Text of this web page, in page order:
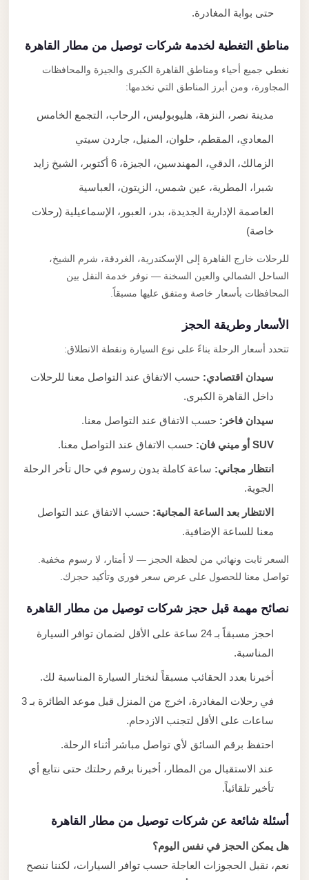
حتى بوابة المغادرة.
مناطق التغطية لخدمة شركات توصيل من مطار القاهرة
نغطي جميع أحياء ومناطق القاهرة الكبرى والجيزة والمحافظات
المجاورة، ومن أبرز المناطق التي نخدمها:
مدينة نصر، النزهة، هليوبوليس، الرحاب، التجمع الخامس
المعادي، المقطم، حلوان، المنيل، جاردن سيتي
الزمالك، الدقي، المهندسين، الجيزة، 6 أكتوبر، الشيخ زايد
شبرا، المطرية، عين شمس، الزيتون، العباسية
العاصمة الإدارية الجديدة، بدر، العبور، الإسماعيلية (رحلات
خاصة)
للرحلات خارج القاهرة إلى الإسكندرية، الغردقة، شرم الشيخ،
الساحل الشمالي والعين السخنة — نوفر خدمة النقل بين
المحافظات بأسعار خاصة ومتفق عليها مسبقاً.
الأسعار وطريقة الحجز
تتحدد أسعار الرحلة بناءً على نوع السيارة ونقطة الانطلاق:
سيدان اقتصادي:حسب الاتفاق عند التواصل معنا للرحلات
داخل القاهرة الكبرى.
سيدان فاخر:حسب الاتفاق عند التواصل معنا.
SUV أو ميني فان: حسب الاتفاق عند التواصل معنا.
انتظار مجاني:ساعة كاملة بدون رسوم في حال تأخر الرحلة
الجوية.
الانتظار بعد الساعة المجانية:حسب الاتفاق عند التواصل
معنا للساعة الإضافية.
السعر ثابت ونهائي من لحظة الحجز — لا أمتار، لا رسوم مخفية.
تواصل معنا للحصول على عرض سعر فوري وتأكيد حجزك.
نصائح مهمة قبل حجز شركات توصيل من مطار القاهرة
احجز مسبقاً بـ 24 ساعة على الأقل لضمان توافر السيارة
المناسبة.
أخبرنا بعدد الحقائب مسبقاً لنختار السيارة المناسبة لك.
في رحلات المغادرة، اخرج من المنزل قبل موعد الطائرة بـ 3
ساعات على الأقل لتجنب الازدحام.
احتفظ برقم السائق لأي تواصل مباشر أثناء الرحلة.
عند الاستقبال من المطار، أخبرنا برقم رحلتك حتى نتابع أي
تأخير تلقائياً.
أسئلة شائعة عن شركات توصيل من مطار القاهرة
هل يمكن الحجز في نفس اليوم؟
نعم، نقبل الحجوزات العاجلة حسب توافر السيارات، لكننا ننصح